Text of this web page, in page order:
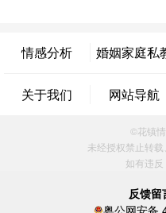
上海-黄浦
案
微信用户
方案
广东-佛山
微信用户
案
情感分析 婚姻家庭私
关于我们 网站导航
©花镇
未经授权禁止转
如有违
反馈留